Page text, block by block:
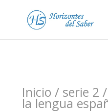
Inicio / serie 2
la lengua